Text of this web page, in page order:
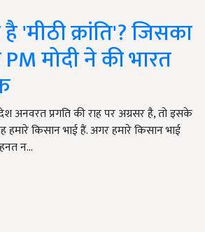
'मीठी क्रांति'? जिसका
मोदी ने की भारत
अनवरत प्रगति की राह पर अग्रसर है, तो इसके
किसान भाई हैं. अगर हमारे किसान भाई
न…